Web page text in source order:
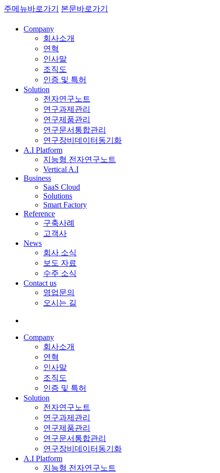
주메뉴바로가기 본문바로가기
Company
회사소개
연혁
인사말
조직도
인증 및 특허
Solution
전자연구노트
연구과제관리
연구제품관리
연구문서통합관리
연구장비데이터동기화
A.I Platform
지능형 전자연구노트
Vertical A.I
Business
SaaS Cloud
Solutions
Smart Factory
Reference
구축사례
고객사
News
회사 소식
보도 자료
수주 소식
Contact us
영업문의
오시는 길
Company
회사소개
연혁
인사말
조직도
인증 및 특허
Solution
전자연구노트
연구과제관리
연구제품관리
연구문서통합관리
연구장비데이터동기화
A.I Platform
지능형 전자연구노트